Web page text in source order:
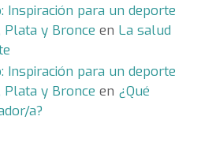
Inspiración para un deporte
y Bronce en La salud
Inspiración para un deporte
y Bronce en ¿Qué
a?